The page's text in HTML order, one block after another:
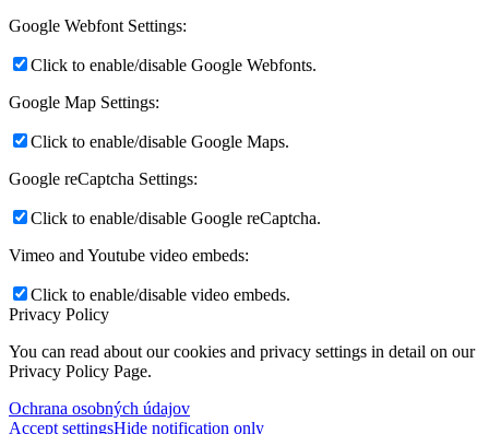
Google Webfont Settings:
Click to enable/disable Google Webfonts.
Google Map Settings:
Click to enable/disable Google Maps.
Google reCaptcha Settings:
Click to enable/disable Google reCaptcha.
Vimeo and Youtube video embeds:
Click to enable/disable video embeds.
Privacy Policy
You can read about our cookies and privacy settings in detail on our
Privacy Policy Page.
Ochrana osobných údajov
Accept settingsHide notification only